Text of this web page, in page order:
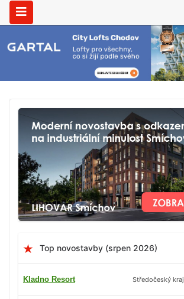
Top novostavby (srpen 2026)
Kladno Resort Středočeský kraj